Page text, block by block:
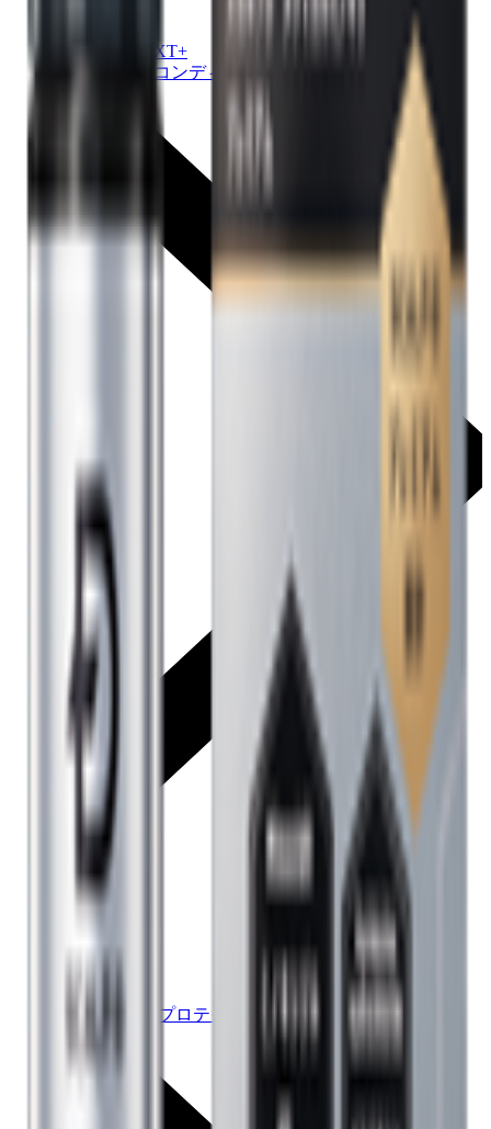
SCALP D NEXT+
シャンプー / コンディショナー
ハイブリットプロテイン